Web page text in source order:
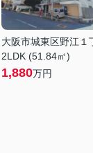
大阪市城東区野江１
2LDK (51.84㎡)
1,880万円